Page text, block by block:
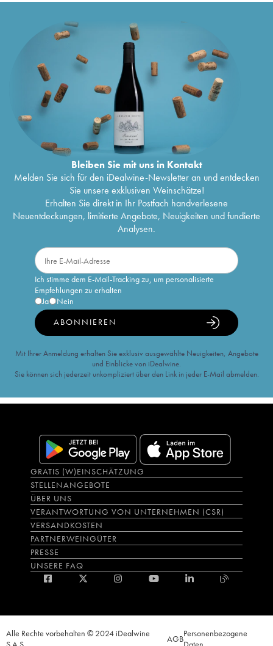
Bleiben Sie mit uns in Kontakt
Melden Sie sich für den iDealwine-Newsletter an und entdecken
Sie unsere exklusiven Weinschätze!
Erhalten Sie direkt in Ihr Postfach handverlesene
Neuentdeckungen, limitierte Angebote, Neuigkeiten und fundierte
Analysen.
Ich stimme dem E-Mail-Tracking zu, um personalisierte
Empfehlungen zu erhalten
Ja
Nein
ABONNIEREN
Mit Ihrer Anmeldung erhalten Sie exklusiv ausgewählte Neuigkeiten, Angebote
und Einblicke von iDealwine.
Sie können sich jederzeit unkompliziert über den Link in jeder E-Mail abmelden.
GRATIS (W)EINSCHÄTZUNG
STELLENANGEBOTE
ÜBER UNS
VERANTWORTUNG VON UNTERNEHMEN (CSR)
VERSANDKOSTEN
PARTNERWEINGÜTER
PRESSE
UNSERE FAQ
Alle Rechte vorbehalten © 2024 iDealwine
AGBPersonenbezogene